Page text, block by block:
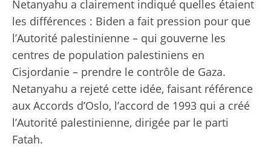
Netanyahu a clairement indiqué quelles étaient
les différences : Biden a fait pression pour que
l’Autorité palestinienne – qui gouverne les
centres de population palestiniens en
Cisjordanie – prendre le contrôle de Gaza.
Netanyahu a rejeté cette idée, faisant référence
aux Accords d’Oslo, l’accord de 1993 qui a créé
l’Autorité palestinienne, dirigée par le parti
Fatah.